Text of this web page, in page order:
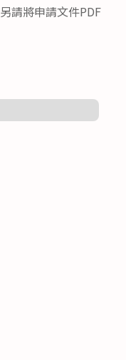
請將申請文件PDF